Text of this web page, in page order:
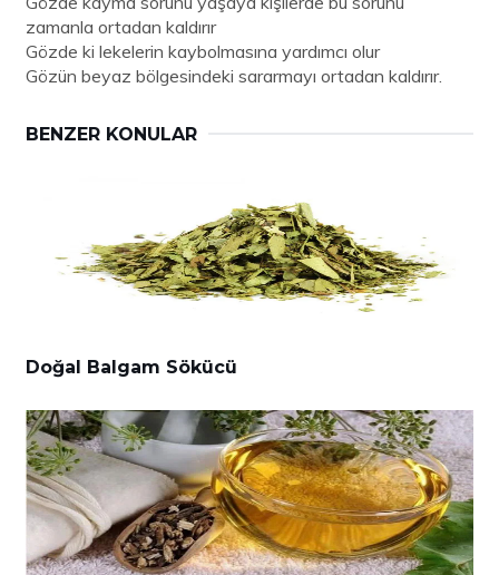
zamanla ortadan kaldırır
Gözde ki lekelerin kaybolmasına yardımcı olur
Gözün beyaz bölgesindeki sararmayı ortadan kaldırır.
BENZER KONULAR
Doğal Balgam Sökücü